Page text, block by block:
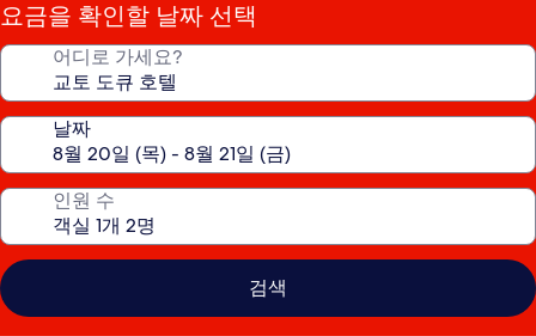
요금을 확인할 날짜 선택
어디로 가세요?
날짜
인원 수
검색